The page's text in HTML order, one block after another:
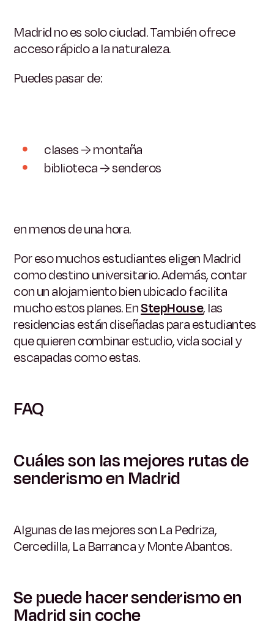
Madrid no es solo ciudad. También ofrece
acceso rápido a la naturaleza.
Puedes pasar de:
clases → montaña
biblioteca → senderos
en menos de una hora.
Por eso muchos estudiantes eligen Madrid
como destino universitario. Además, contar
con un alojamiento bien ubicado facilita
mucho estos planes. EnStepHouse, las
residencias están diseñadas para estudiantes
que quieren combinar estudio, vida social y
escapadas como estas.
FAQ
Cuáles son las mejores rutas de
senderismo en Madrid
Algunas de las mejores son La Pedriza,
Cercedilla, La Barranca y Monte Abantos.
Se puede hacer senderismo en
Madrid sin coche